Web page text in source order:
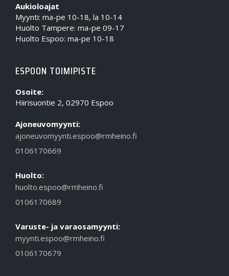
Aukioloajat
Myynti: ma-pe 10-18, la 10-14
Huolto Tampere: ma-pe 09-17
Huolto Espoo: ma-pe 10-18
ESPOON TOIMIPISTE
Osoite:
Hiirisuontie 2, 02970 Espoo
Ajoneuvomyynti:
ajoneuvomyynti.espoo@rmheino.fi
0106170669
Huolto:
huolto.espoo@rmheino.fi
0106170689
Varuste- ja varaosamyynti:
myynti.espoo@rmheino.fi
0106170679